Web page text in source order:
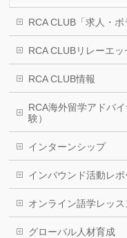
RCA CLUB「求人・
RCA CLUBリレーエッ
RCA CLUB情報
RCA海外留学アドバ
験）
インターンシップ
インバウンド活動レポ
オンライン語学レッス
グローバル人材育成